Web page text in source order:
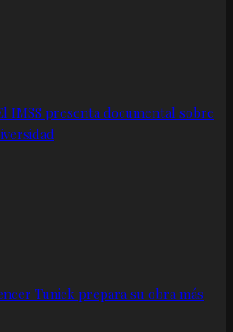
IMSS presenta documental sobre
Tunick prepara su obra más